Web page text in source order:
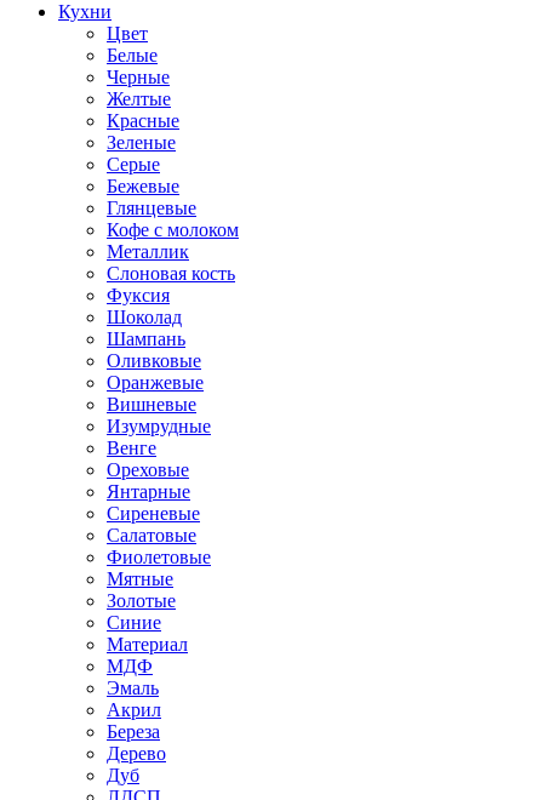
Кухни
Цвет
Белые
Черные
Желтые
Красные
Зеленые
Серые
Бежевые
Глянцевые
Кофе с молоком
Металлик
Слоновая кость
Фуксия
Шоколад
Шампань
Оливковые
Оранжевые
Вишневые
Изумрудные
Венге
Ореховые
Янтарные
Сиреневые
Салатовые
Фиолетовые
Мятные
Золотые
Синие
Материал
МДФ
Эмаль
Акрил
Береза
Дерево
Дуб